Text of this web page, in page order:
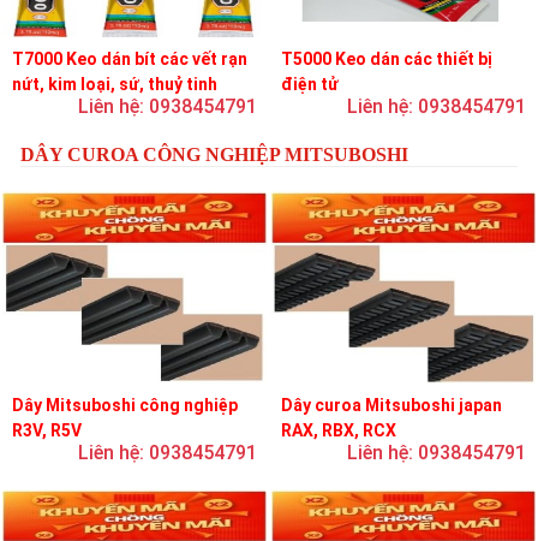
T7000 Keo dán bít các vết rạn
nứt, kim loại, sứ, thuỷ tinh
Liên hệ: 0938454791
T5000 Keo dán các thiết bị
điện tử
Liên hệ: 0938454791
DÂY CUROA CÔNG NGHIỆP MITSUBOSHI
Dây Mitsuboshi công nghiệp
R3V, R5V
Liên hệ: 0938454791
Dây curoa Mitsuboshi japan
RAX, RBX, RCX
Liên hệ: 0938454791